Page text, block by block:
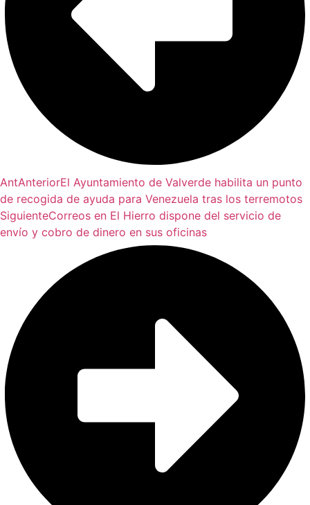
AntAnteriorEl Ayuntamiento de Valverde habilita un punto
de recogida de ayuda para Venezuela tras los terremotos
SiguienteCorreos en El Hierro dispone del servicio de
envío y cobro de dinero en sus oficinas